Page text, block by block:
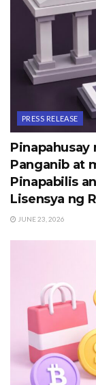
PRESS RELEASE
Pinapahusay
Panganib at
Pinapabilis
Lisensya ng
JUNE 23, 2026